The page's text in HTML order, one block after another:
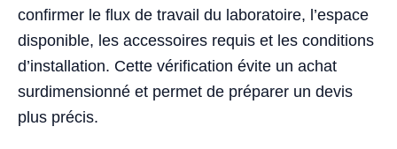
confirmer le flux de travail du laboratoire, l’espace
disponible, les accessoires requis et les conditions
d’installation. Cette vérification évite un achat
surdimensionné et permet de préparer un devis
plus précis.